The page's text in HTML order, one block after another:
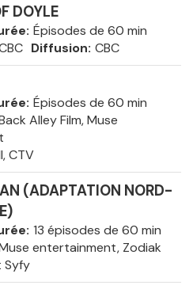
DOYLE
Épisodes de 60 min
Diffusion CBC
Épisodes de 60 min
Alley Film, Muse
CTV
(ADAPTATION NORD-
13 épisodes de 60 min
entertainment, Zodiak
Syfy